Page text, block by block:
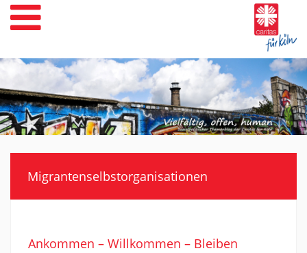
Weiter
zum
Inhalt
Migrantenselbstorganisationen
Ankommen – Willkommen – Bleiben